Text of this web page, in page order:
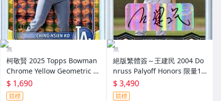
無
柯敬賢 2025 Topps Bowman
Chrome Yellow Geometric R
efractor 限量75張黃亮新人卡
RC～
$ 1,690
競標
無
絕版繁體簽～王建民 2004 Do
nruss Palyoff Honors 限量10
0張簽名卡～
$ 3,490
競標